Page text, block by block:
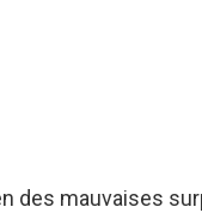
des mauvaises